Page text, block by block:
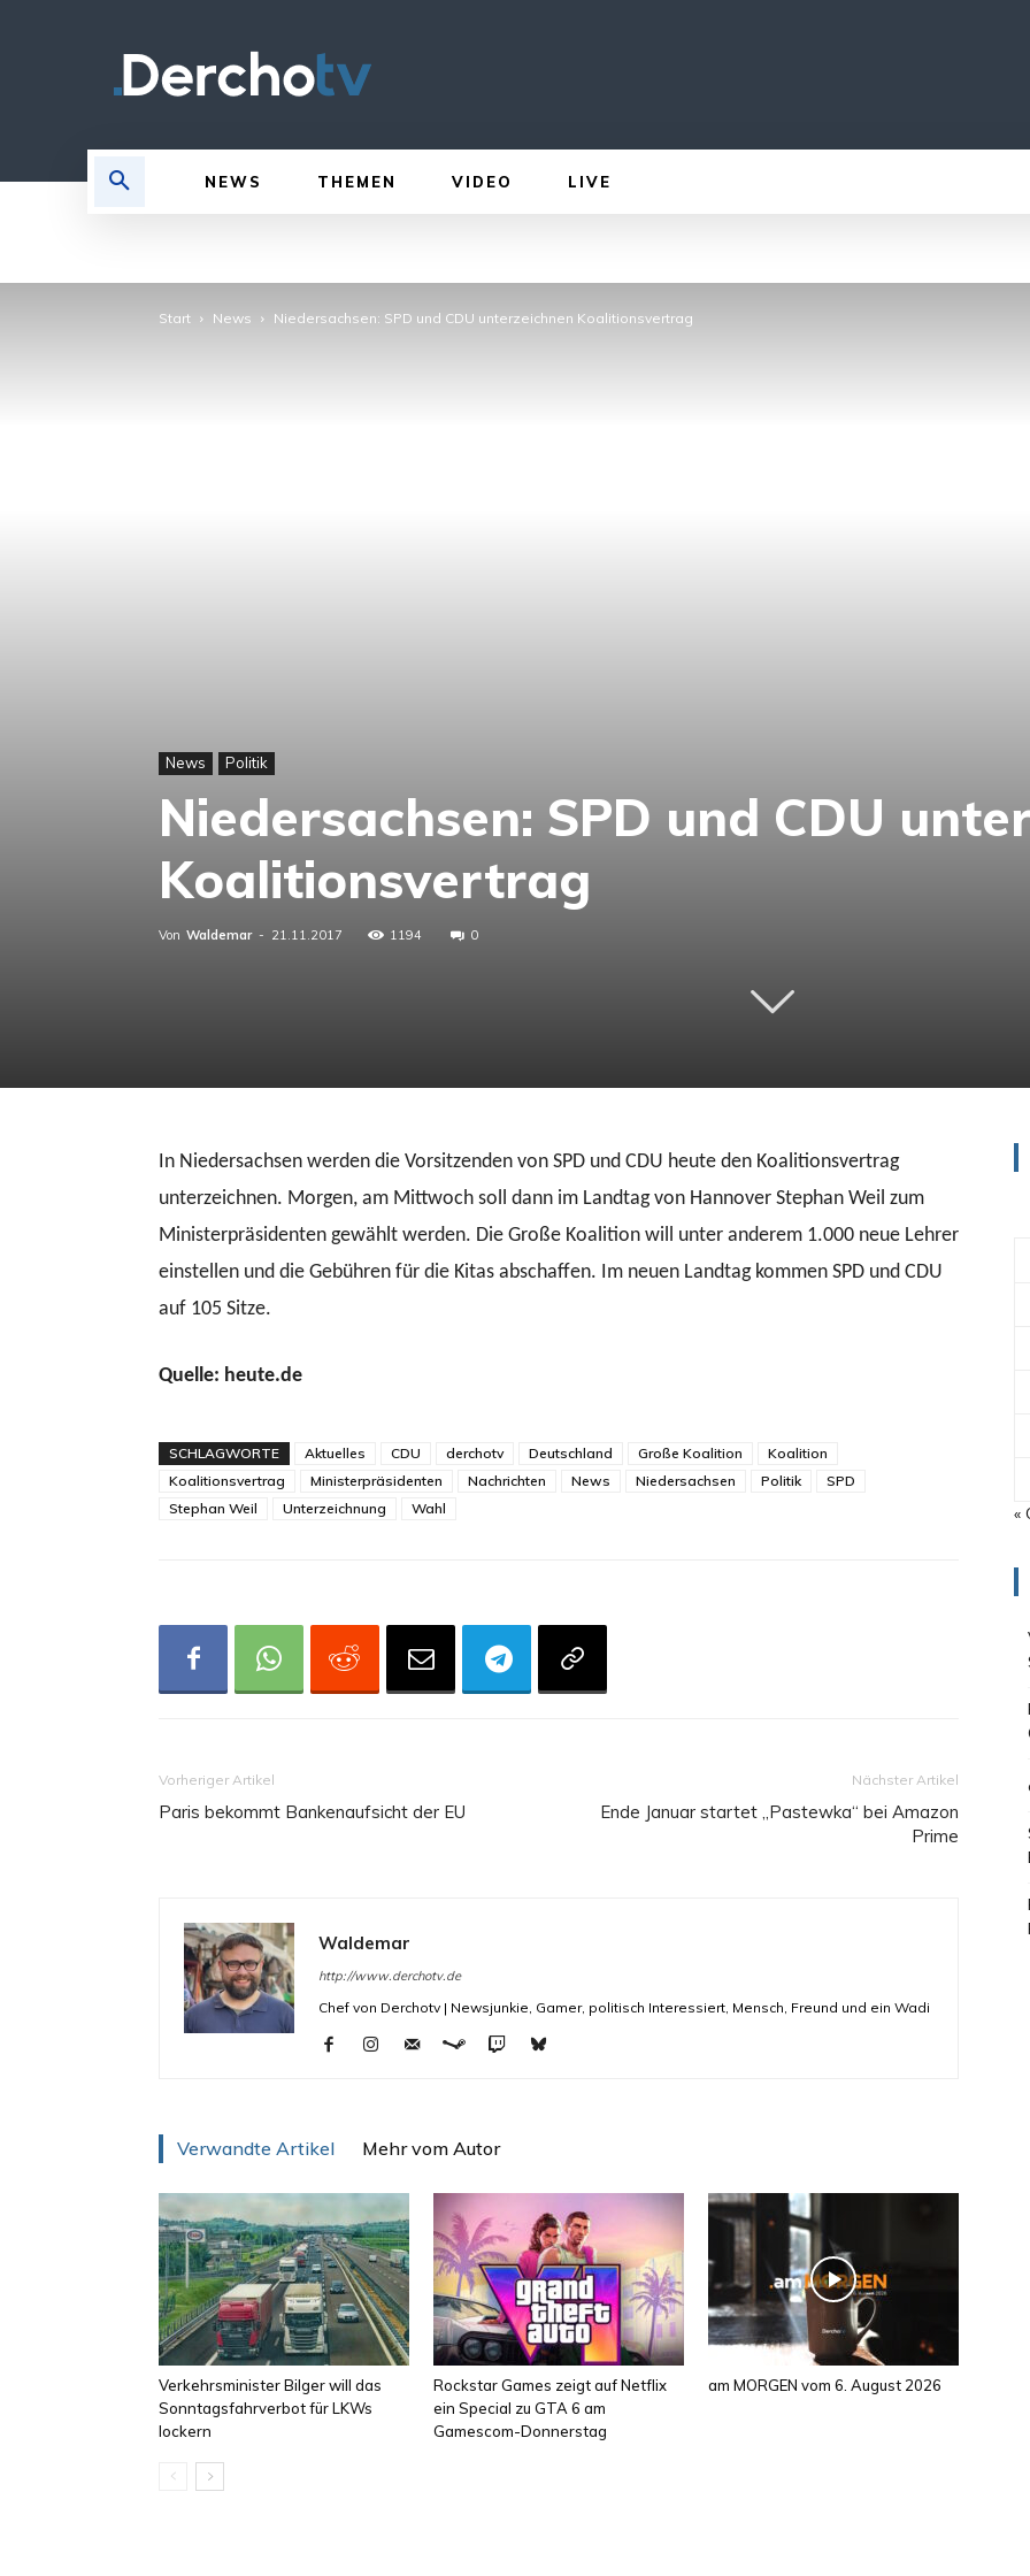
NEWS THEMEN VIDEO LIVE
Start News Niedersachsen: SPD und CDU unterzeichnen Koalitionsvertrag
News Politik
Niedersachsen: SPD und CDU
Koalitionsvertrag
Von Waldemar - 21.11.2017 1194 0
In Niedersachsen werden die Vorsitzenden von SPD und CDU heute den Koalitionsvertrag
unterzeichnen. Morgen, am Mittwoch soll dann im Landtag von Hannover Stephan Weil zum
Ministerpräsidenten gewählt werden. Die Große Koalition will unter anderem 1.000 neue Lehrer
einstellen und die Gebühren für die Kitas abschaffen. Im neuen Landtag kommen SPD und CDU
auf 105 Sitze.
Quelle: heute.de
SCHLAGWORTE Aktuelles CDU derchotv Deutschland Große Koalition
Koalition
Koalitionsvertrag
Ministerpräsidenten Nachrichten News Niedersachsen Politik
SPD
Stephan Weil
Unterzeichnung Wahl
Vorheriger Artikel
Paris bekommt Bankenaufsicht der EU
Nächster Artikel
Ende Januar startet „Pastewka“ bei Amazon
Prime
Waldemar
http://www.derchotv.de
Chef von Derchotv | Newsjunkie, Gamer, politisch Interessiert, Mensch, Freund und ein Wadi
Verwandte Artikel Mehr vom Autor
Verkehrsminister Bilger will das
Sonntagsfahrverbot für LKWs
lockern
Rockstar Games zeigt auf Netflix
ein Special zu GTA 6 am
Gamescom-Donnerstag
am MORGEN vom 6. August 2026
«